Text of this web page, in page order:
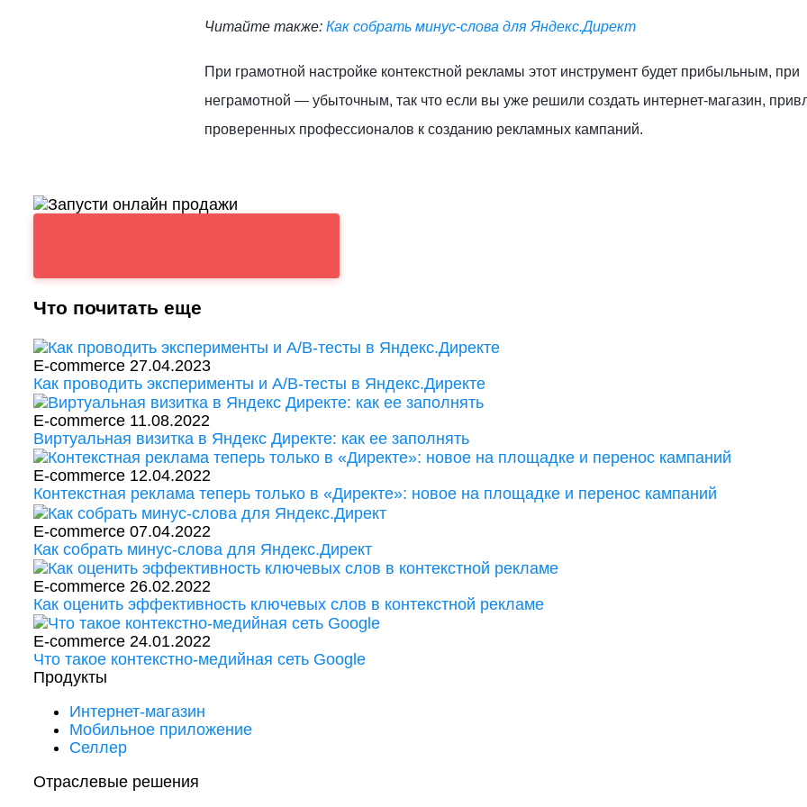
Читайте также: Как собрать минус-слова для Яндекс.Директ
При грамотной настройке контекстной рекламы этот инструмент будет прибыльным, при
неграмотной — убыточным, так что если вы уже решили создать интернет-магазин,
проверенных профессионалов к созданию рекламных кампаний.
Что почитать еще
E-commerce 27.04.2023
Как проводить эксперименты и A/B-тесты в Яндекс.Директе
E-commerce 11.08.2022
Виртуальная визитка в Яндекс Директе: как ее заполнять
E-commerce 12.04.2022
Контекстная реклама теперь только в «Директе»: новое на площадке и перенос кампаний
E-commerce 07.04.2022
Как собрать минус-слова для Яндекс.Директ
E-commerce 26.02.2022
Как оценить эффективность ключевых слов в контекстной рекламе
E-commerce 24.01.2022
Что такое контекстно-медийная сеть Google
Продукты
Интернет-магазин
Мобильное приложение
Селлер
Отраслевые решения